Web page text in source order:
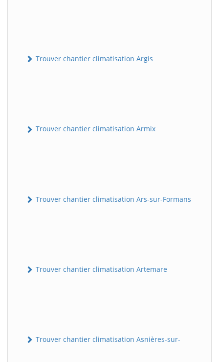
Trouver chantier climatisation Argis
Trouver chantier climatisation Armix
Trouver chantier climatisation Ars-sur-Formans
Trouver chantier climatisation Artemare
Trouver chantier climatisation Asnières-sur-